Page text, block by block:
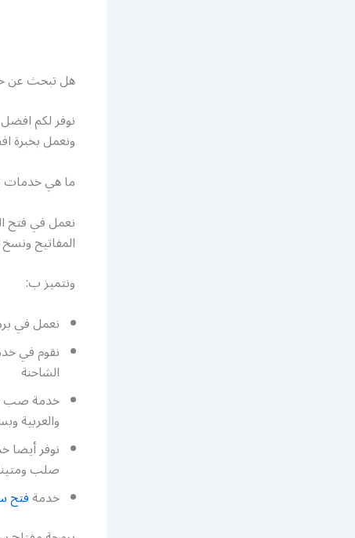
هل تبحث عن
نوفر لكم
ونعمل بخبرة
ما هي خدمات
نعمل في فتح
المفاتيح
ونتميز ب:
نعمل في
نقوم في
الشاحنة
خدمة صب
والعربية
نوفر أيضا
صلب
خدمةفتح